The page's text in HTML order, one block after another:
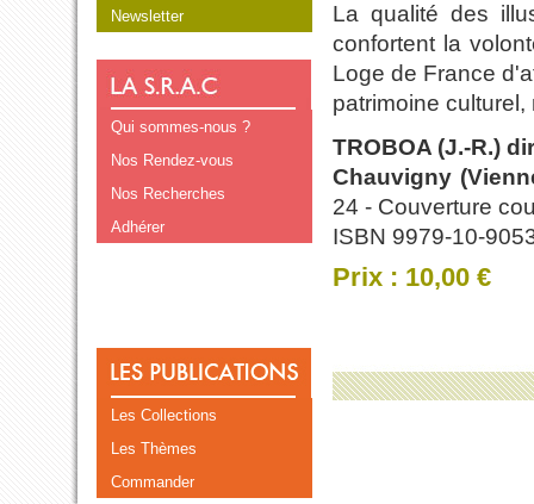
Newsletter
Qui sommes-nous ?
Nos Rendez-vous
Nos Recherches
Adhérer
Les Collections
Les Thèmes
Commander
La qualité des
confortent la
Loge de France
patrimoine
TROBOA (J.-R.)
Chauvigny
24 - Couverture
ISBN 9979-10-
Prix : 10,00 €